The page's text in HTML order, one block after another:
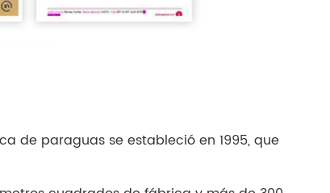
de paraguas se estableció en 1995, que